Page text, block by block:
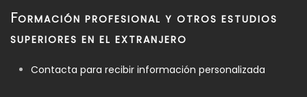
FORMACIÓN PROFESIONAL Y OTROS ESTUDIOS
SUPERIORES EN EL EXTRANJERO
Contacta para recibir información personalizada